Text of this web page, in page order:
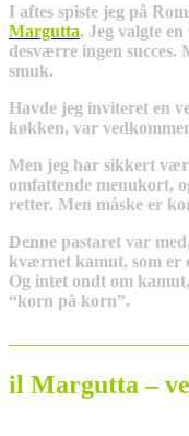
I aftes spiste jeg på
Margutta. Jeg valgte
desværre ingen succes.
smuk.
Havde jeg inviteret en
køkken, var
Men jeg har sikkert
omfattende menukort,
retter. Men måske er
Denne pastaret var
kværnet kamut, som er
Og intet ondt om
“korn på korn”.
il Margutta –